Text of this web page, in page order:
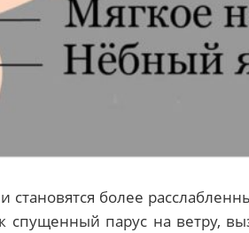
становятся более
парус на ветру,